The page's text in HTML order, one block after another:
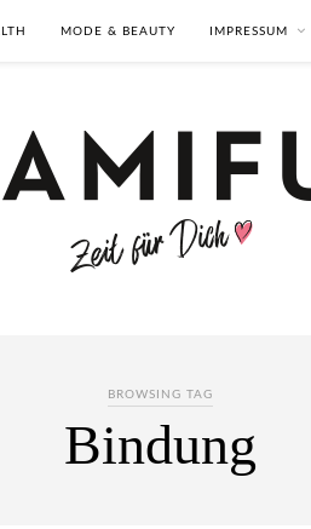
MODE & BEAUTY IMPRESSUM
BROWSING TAG
Bindung